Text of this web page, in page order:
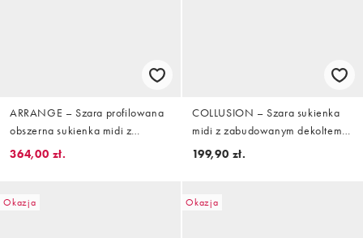
ARRANGE – Szara profilowana
obszerna sukienka midi z
dekoltem bandeau
364,00 zł.
COLLUSION – Szara sukienka
midi z zabudowanym dekoltem z
technicznego materiału
199,90 zł.
Okazja Okazja